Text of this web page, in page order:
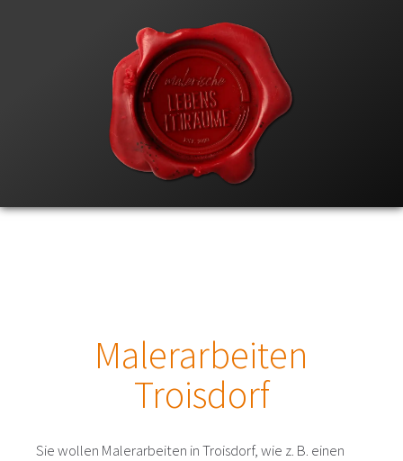
Malerarbeiten
Troisdorf
Sie wollen Malerarbeiten in Troisdorf, wie z. B. einen